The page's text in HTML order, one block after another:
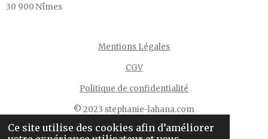
Ce site utilise des cookies afin d’améliorer
30 900 Nîmes
Mentions Légales
CGV
Politique de confidentialité
© 2023 stephanie-lahana.com